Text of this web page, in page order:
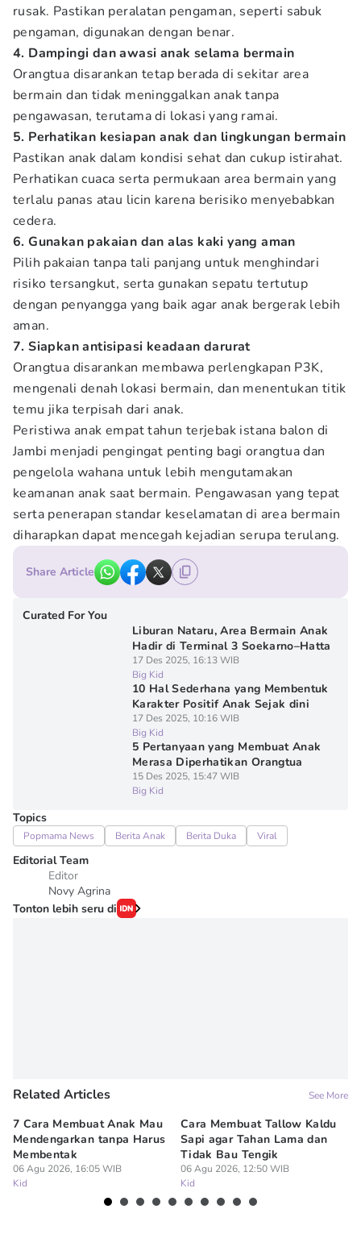
rusak. Pastikan peralatan pengaman, seperti sabuk
pengaman, digunakan dengan benar.
4. Dampingi dan awasi anak selama bermain
Orangtua disarankan tetap berada di sekitar area
bermain dan tidak meninggalkan anak tanpa
pengawasan, terutama di lokasi yang ramai.
5. Perhatikan kesiapan anak dan lingkungan bermain
Pastikan anak dalam kondisi sehat dan cukup istirahat.
Perhatikan cuaca serta permukaan area bermain yang
terlalu panas atau licin karena berisiko menyebabkan
cedera.
6. Gunakan pakaian dan alas kaki yang aman
Pilih pakaian tanpa tali panjang untuk menghindari
risiko tersangkut, serta gunakan sepatu tertutup
dengan penyangga yang baik agar anak bergerak lebih
aman.
7. Siapkan antisipasi keadaan darurat
Orangtua disarankan membawa perlengkapan P3K,
mengenali denah lokasi bermain, dan menentukan titik
temu jika terpisah dari anak.
Peristiwa anak empat tahun terjebak istana balon di
Jambi menjadi pengingat penting bagi orangtua dan
pengelola wahana untuk lebih mengutamakan
keamanan anak saat bermain. Pengawasan yang tepat
serta penerapan standar keselamatan di area bermain
diharapkan dapat mencegah kejadian serupa terulang.
Share Article
Curated For You
Liburan Nataru, Area Bermain Anak
Hadir di Terminal 3 Soekarno–Hatta
17 Des 2025, 16:13 WIB
Big Kid
10 Hal Sederhana yang Membentuk
Karakter Positif Anak Sejak dini
17 Des 2025, 10:16 WIB
Big Kid
5 Pertanyaan yang Membuat Anak
Merasa Diperhatikan Orangtua
15 Des 2025, 15:47 WIB
Big Kid
Topics
Popmama News Berita Anak Berita Duka Viral
Editorial Team
Editor
Novy Agrina
Tonton lebih seru di
Related Articles See More
7 Cara Membuat Anak Mau
Mendengarkan tanpa Harus
Membentak
06 Agu 2026, 16:05 WIB
Kid
Cara Membuat Tallow Kaldu
Sapi agar Tahan Lama dan
Tidak Bau Tengik
06 Agu 2026, 12:50 WIB
Kid